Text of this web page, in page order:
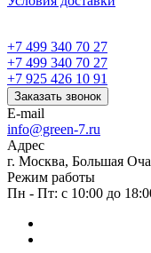
+7 499 340 70 27
+7 499 340 70 27
+7 925 426 10 91
Заказать звонок
E-mail
info@green-7.ru
Адрес
г. Москва, Большая
Режим работы
Пн - Пт: с 10:00 до